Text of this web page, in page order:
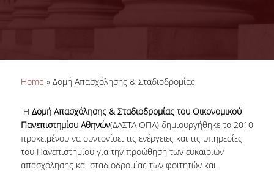
You are here
Home » Δομή Απασχόλησης & Σταδιοδρομίας
Η Δομή Απασχόλησης & Σταδιοδρομίας του Οικονομικού
Πανεπιστημίου Αθηνών(ΔΑΣΤΑ ΟΠΑ) δημιουργήθηκε το 2010
προκειμένου να συντονίσει τις ενέργειες και τις υπηρεσίες
του Πανεπιστημίου για την προώθηση των ευκαιριών
απασχόλησης και σταδιοδρομίας των φοιτητών και